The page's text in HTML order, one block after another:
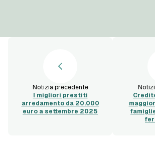
Notizia precedente
I migliori prestiti
arredamento da 20.000
euro a settembre 2025